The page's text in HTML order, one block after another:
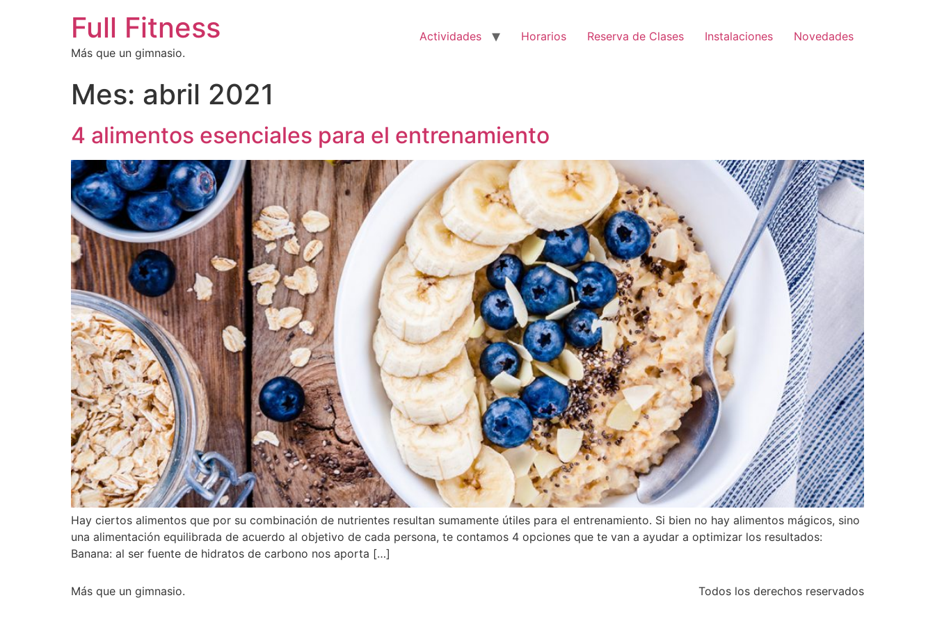
Full Fitness
Más que un gimnasio.
Actividades Horarios Reserva de Clases Instalaciones Novedades
Mes: abril 2021
4 alimentos esenciales para el entrenamiento
Hay ciertos alimentos que por su combinación de nutrientes resultan sumamente útiles para el entrenamiento. Si bien no hay alimentos mágicos, sino
una alimentación equilibrada de acuerdo al objetivo de cada persona, te contamos 4 opciones que te van a ayudar a optimizar los resultados:
Banana: al ser fuente de hidratos de carbono nos aporta […]
Más que un gimnasio. Todos los derechos reservados